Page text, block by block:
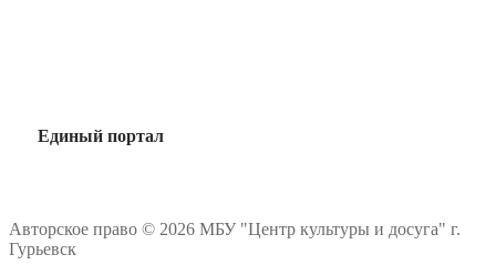
Единый портал
Авторское право © 2026 МБУ "Центр культуры и досуга" г.
Гурьевск